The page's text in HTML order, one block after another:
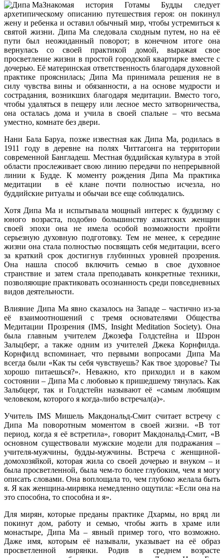
Знакомая история Готамы Будды следует
архетипическому описанию путешествия героя: он покинул
жену и ребенка и оставил обычный мир, чтобы устремиться к
святой жизни. Дипа Ма следовала сходным путем, но на её
пути был неожиданный поворот; в конечном итоге она
вернулась со своей практикой домой, выражая свое
просветление жизни в простой городской квартирке вместе с
дочерью. Её материнская ответственность благодаря духовной
практике прояснилась; Дипа Ма принимала решения не в
силу чувства вины и обязанности, а на основе мудрости и
сострадания, возникших благодаря медитации. Вместо того,
чтобы удаляться в пещеру или лесное место затворничества,
она осталась дома и учила в своей спальне – что весьма
уместно, комнате без двери.
Нани Бала Баруа, позже известная как Дипа Ма, родилась в
1911 году в деревне на полях Читтагонга на территории
современной Бангладеш. Местная буддийская культура в этой
области прослеживает свою линию передачи по непрерывной
линии к Будде. К моменту рождения Дипа Ма практика
медитации в её клане почти полностью исчезла, но
буддийские ритуалы и обычаи все еще соблюдались.
Хотя Дипа Ма и испытывала мощный интерес к буддизму с
юного возраста, подобно большинству азиатских женщин
своей эпохи она не имела особой возможности пройти
серьезную духовную подготовку. Тем не менее, к середине
жизни она стала полностью посвящать себя медитации, всего
за краткий срок достигнув глубинных уровней прозрения.
Она нашла способ включить семью в свое духовное
странствие и затем стала преподавать конкретные техники,
позволяющие практиковать осознанность среди повседневных
видов деятельности.
Влияние Дипа Ма явно сказалось на Западе – частично из-за
её взаимоотношений с тремя основателями Общества
Медитации Прозрения (IMS, Insight Meditation Society). Она
была главным учителем Джозефа Голдстейна и Шэрон
Зальцберг, а также одним из учителей Джека Корнфилда.
Корнфилд вспоминает, что первыми вопросами Дипа Ма
всегда были «Как ты себя чувствуешь? Как твое здоровье? Ты
хорошо питаешься?». Неважно, кто приходил и в каком
состоянии – Дипа Ма с любовью к пришедшему тянулась. Как
Зальбцерг, так и Голдстейн называют её «самым любящим
человеком, которого я когда-либо встречал(а)».
Учитель IMS Мишель Макдональд-Смит считает встречу с
Дипа Ма поворотным моментом в своей жизни. «В тот
период, когда я её встретила», говорит Макдональд-Смит, «В
основном существовали мужские модели для подражания –
учителя-мужчины, будды-мужчины. Встреча с женщиной-
домохозяйкой, которая жила со своей дочерью и внуком – и
была просветленной, была чем-то более глубоким, чем я могу
описать словами. Она воплощала то, чем глубоко желала быть
я. Я как женщина-мирянка немедленно ощутила: «Если она на
это способна, то способна и я».
Для мирян, которые преданы практике Дхармы, но вряд ли
покинут дом, работу и семью, чтобы жить в храме или
монастыре, Дипа Ма – явный пример того, что возможно.
Даже имя, которым её называли, указывает на её образ
просветленной мирянки. Родив в среднем возрасте